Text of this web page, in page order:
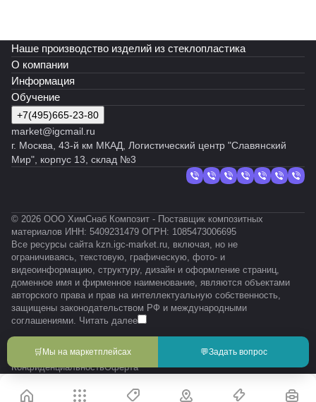
🛒 Мы на маркетплейсах 💬Задать вопрос
Наше производство изделий из стеклопластика
О компании
Информация
Обучение
+7(495)665-23-80
market@igcmail.ru
г. Москва, 43-й км МКАД, Логистический центр "Славянский
Мир", корпус 13, склад №3
© 2026 ООО ХимСнаб Композит - Поставщик композитных
материалов ИНН: 5409231479 ОГРН: 1085473006695
Все ресурсы сайта kzn.igc-market.ru, включая, но не
ограничиваясь, текстовую, графическую, фото- и
видеоинформацию, структуру, дизайн и оформление страниц,
доменное имя и фирменное наименование, являются объектами
авторского права и прав на интеллектуальную собственность,
защищены законодательством РФ и международными
соглашениями. Читать далее
КонфиденциальностьОферта